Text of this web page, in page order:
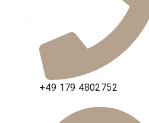
+49 179 4802752